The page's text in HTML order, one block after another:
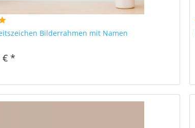
Bilderrahmen mit Namen
€ *